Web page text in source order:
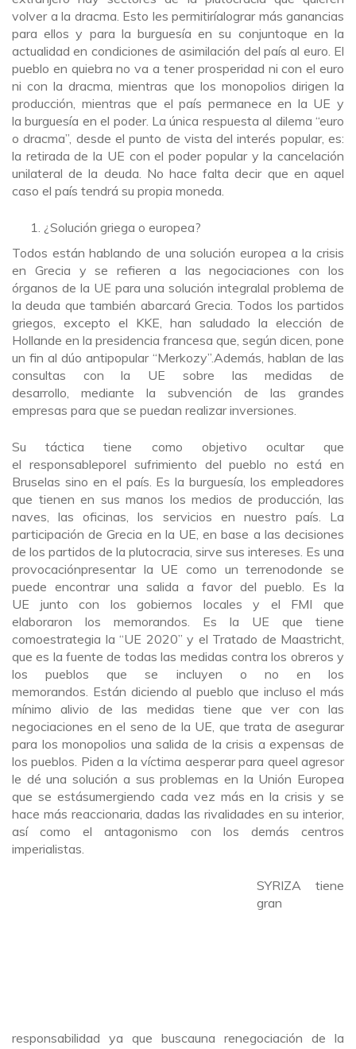
volver a la dracma. Esto les permitiríalograr más ganancias
para ellos y para la burguesía en su conjuntoque en la
actualidad en condiciones de asimilación del país al euro. El
pueblo en quiebra no va a tener prosperidad ni con el euro
ni con la dracma, mientras que los monopolios dirigen la
producción, mientras que el país permanece en la UE y
la burguesía en el poder. La única respuesta al dilema “euro
o dracma”, desde el punto de vista del interés popular, es:
la retirada de la UE con el poder popular y la cancelación
unilateral de la deuda. No hace falta decir que en aquel
caso el país tendrá su propia moneda.
¿Solución griega o europea?
Todos están hablando de una solución europea a la crisis
en Grecia y se refieren a las negociaciones con los
órganos de la UE para una solución integralal problema de
la deuda que también abarcará Grecia. Todos los partidos
griegos, excepto el KKE, han saludado la elección de
Hollande en la presidencia francesa que, según dicen, pone
un fin al dúo antipopular “Merkozy”.Además, hablan de las
consultas con la UE sobre las medidas de
desarrollo, mediante la subvención de las grandes
empresas para que se puedan realizar inversiones.
Su táctica tiene como objetivo ocultar que
el responsableporel sufrimiento del pueblo no está en
Bruselas sino en el país. Es la burguesía, los empleadores
que tienen en sus manos los medios de producción, las
naves, las oficinas, los servicios en nuestro país. La
participación de Grecia en la UE, en base a las decisiones
de los partidos de la plutocracia, sirve sus intereses. Es una
provocaciónpresentar la UE como un terrenodonde se
puede encontrar una salida a favor del pueblo. Es la
UE junto con los gobiernos locales y el FMI que
elaboraron los memorandos. Es la UE que tiene
comoestrategia la “UE 2020” y el Tratado de Maastricht,
que es la fuente de todas las medidas contra los obreros y
los pueblos que se incluyen o no en los
memorandos. Están diciendo al pueblo que incluso el más
mínimo alivio de las medidas tiene que ver con las
negociaciones en el seno de la UE, que trata de asegurar
para los monopolios una salida de la crisis a expensas de
los pueblos. Piden a la víctima aesperar para queel agresor
le dé una solución a sus problemas en la Unión Europea
que se estásumergiendo cada vez más en la crisis y se
hace más reaccionaria, dadas las rivalidades en su interior,
así como el antagonismo con los demás centros
imperialistas.
SYRIZA tiene
gran
responsabilidad ya que buscauna renegociación de la